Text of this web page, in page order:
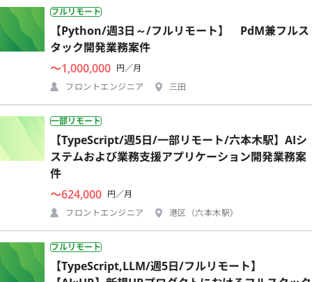
フルリモート
【Python/週3日～/フルリモート】 PdM兼フルス
タック開発業務案件
〜1,000,000 円／月
フロントエンジニア
三田
一部リモート
【TypeScript/週5日/一部リモート/六本木駅】AIシ
ステムおよび業務支援アプリケーション開発業務案
件
〜624,000 円／月
フロントエンジニア
港区（六本木駅）
フルリモート
【TypeScript,LLM/週5日/フルリモート】